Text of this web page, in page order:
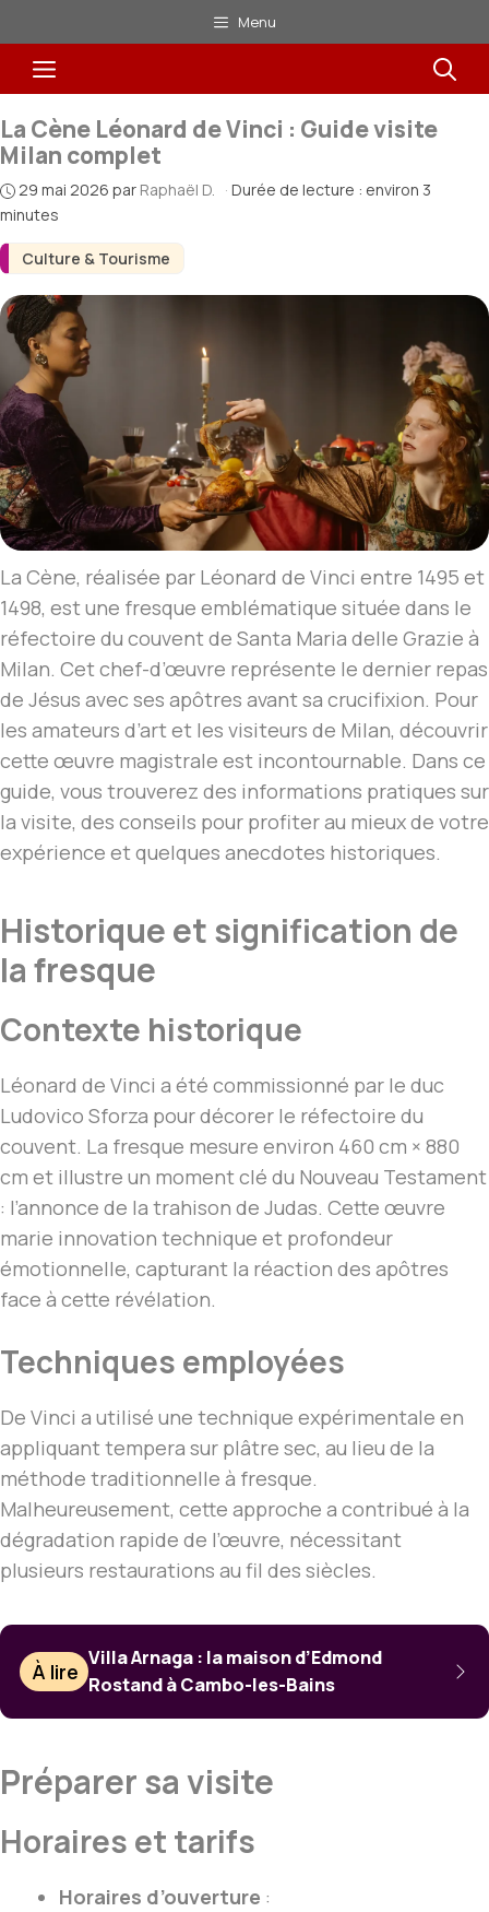
au
contenu
Menu
Menu
Culture & Tourisme
La Cène Léonard de Vinci : Guide visite
Milan complet
29 mai 2026 par Raphaël D. · Durée de lecture : environ 3
minutes
La Cène, réalisée par Léonard de Vinci entre 1495 et
1498, est une fresque emblématique située dans le
réfectoire du couvent de Santa Maria delle Grazie à
Milan. Cet chef-d’œuvre représente le dernier repas
de Jésus avec ses apôtres avant sa crucifixion. Pour
les amateurs d’art et les visiteurs de Milan, découvrir
cette œuvre magistrale est incontournable. Dans ce
guide, vous trouverez des informations pratiques sur
la visite, des conseils pour profiter au mieux de votre
expérience et quelques anecdotes historiques.
Historique et signification de
la fresque
Contexte historique
Léonard de Vinci a été commissionné par le duc
Ludovico Sforza pour décorer le réfectoire du
couvent. La fresque mesure environ 460 cm × 880
cm et illustre un moment clé du Nouveau Testament
: l’annonce de la trahison de Judas. Cette œuvre
marie innovation technique et profondeur
émotionnelle, capturant la réaction des apôtres
face à cette révélation.
Techniques employées
De Vinci a utilisé une technique expérimentale en
appliquant tempera sur plâtre sec, au lieu de la
méthode traditionnelle à fresque.
Malheureusement, cette approche a contribué à la
dégradation rapide de l’œuvre, nécessitant
plusieurs restaurations au fil des siècles.
À lire
Villa Arnaga : la maison d’Edmond
Rostand à Cambo-les-Bains
Préparer sa visite
Horaires et tarifs
Horaires d’ouverture :